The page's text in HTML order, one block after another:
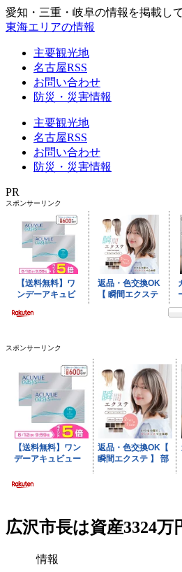
愛知・三重・岐阜の情報を掲載し
東海エリアの情報
主要観光地
名古屋RSS
お問い合わせ
防災・災害情報
主要観光地
名古屋RSS
お問い合わせ
防災・災害情報
PR
スポンサーリンク
スポンサーリンク
広沢市長は資産3324万
情報